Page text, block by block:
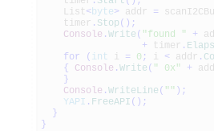
List <byte> addr =
timer . Stop ( ) ;
Console . Write ( "found " +
+ timer .
for
( int i = 0 ; i < addr .
{
Console . Write ( " 0x" +
}
Console . WriteLine ( "" ) ;
YAPI . FreeAPI ( ) ;
}
}